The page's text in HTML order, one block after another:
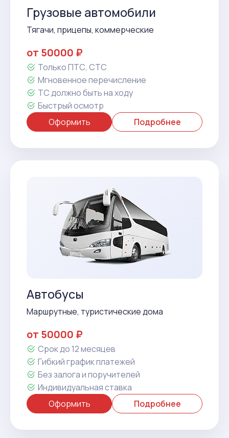
Грузовые автомобили
Тягачи, прицепы, коммерческие
от 50000 ₽
Только ПТС, СТС
Мгновенное перечисление
ТС должно быть на ходу
Быстрый осмотр
Оформить
Подробнее
Автобусы
Маршрутные, туристические дома
от 50000 ₽
Срок до 12 месяцев
Гибкий график платежей
Без залога и поручителей
Индивидуальная ставка
Оформить
Подробнее